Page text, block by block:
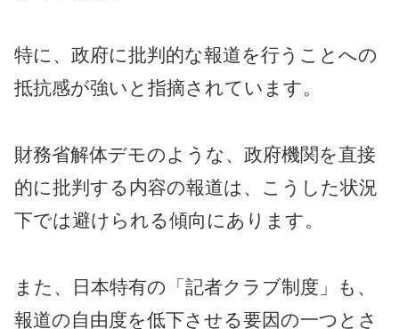
特に、政府に批判的な報道を行うことへの
抵抗感が強いと指摘されています。
財務省解体デモのような、政府機関を直接
的に批判する内容の報道は、こうした状況
下では避けられる傾向にあります。
また、日本特有の「記者クラブ制度」も、
報道の自由度を低下させる要因の一つとさ